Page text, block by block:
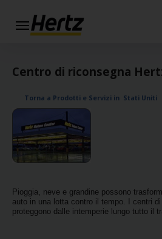
Menu
Modifica/Cancella
Agenzie
Offerte
Speciali
Gratis
IT/IT
Centro di riconsegna
Torna a Prodotti e Servizi in Stati Uniti
Pioggia, neve e grandine possono
auto in una lotta contro il tempo. I centri
proteggono dalle intemperie lungo tutto il